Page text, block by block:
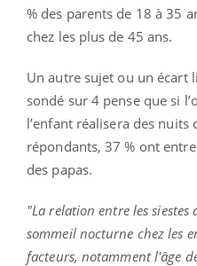
% des parents de 18 à 35
chez les plus de 45 ans.
Un autre sujet ou un écart
sondé sur 4 pense que si
l’enfant réalisera des
répondants, 37 % ont
des papas.
"La relation entre les
sommeil nocturne chez les
facteurs, notamment l'âge